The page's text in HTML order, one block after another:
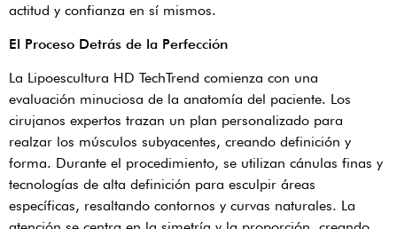
actitud y confianza en sí mismos.
El Proceso Detrás de la Perfección
La Lipoescultura HD TechTrend comienza con una
evaluación minuciosa de la anatomía del paciente. Los
cirujanos expertos trazan un plan personalizado para
realzar los músculos subyacentes, creando definición y
forma. Durante el procedimiento, se utilizan cánulas finas y
tecnologías de alta definición para esculpir áreas
específicas, resaltando contornos y curvas naturales. La